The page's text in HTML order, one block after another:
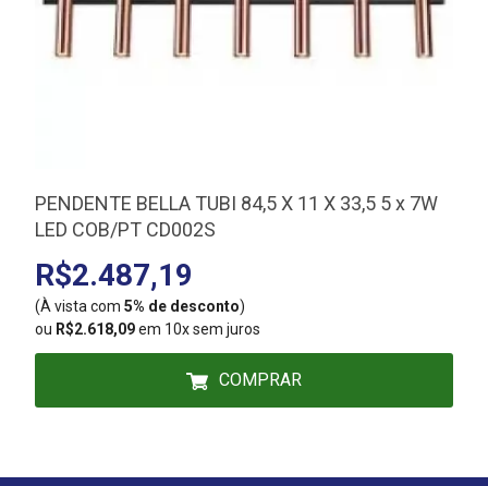
PENDENTE BELLA TUBI 84,5 X 11 X 33,5 5 x 7W
LED COB/PT CD002S
R$2.487,19
(À vista com 5% de desconto)
ou R$2.618,09em 10x sem juros
COMPRAR